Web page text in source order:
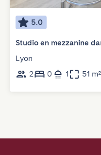
5.0
Studio en mezzanine
Lyon
2
0 1 51 m²